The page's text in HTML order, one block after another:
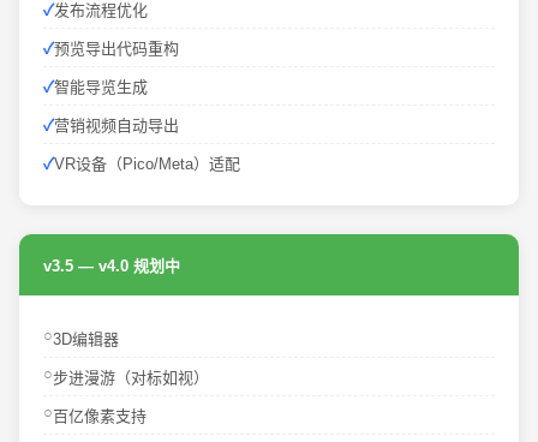
发布流程优化
预览导出代码重构
智能导览生成
营销视频自动导出
VR设备（Pico/Meta）适配
v3.5 — v4.0 规划中
3D编辑器
步进漫游（对标如视）
百亿像素支持